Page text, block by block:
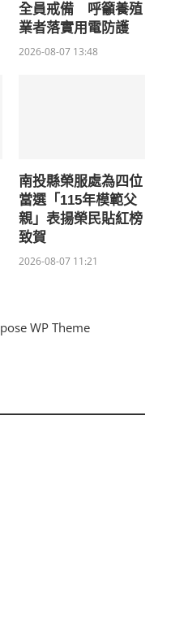
全員戒備 呼籲養殖
業者落實用電防護
2026-08-07 13:48
南投縣榮服處為四位
當選「115年模範父
親」表揚榮民貼紅榜
致賀
2026-08-07 11:21